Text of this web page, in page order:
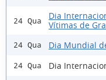
24 Qua
Dia
Vítimas de
24 Qua Dia Mundial
24 Qua Dia